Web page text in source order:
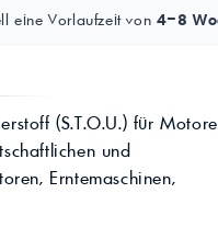
schwere Nutzfahrzeuge
eine Vorlaufzeit von 4–8
(S.T.O.U.) für
und
Erntemaschinen,